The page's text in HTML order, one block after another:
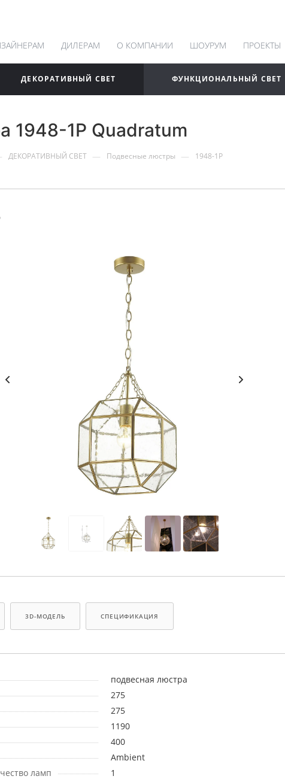
ДИЛЕРАМ О КОМПАНИИ ШОУРУМ ПРОЕКТЫ
ДЕКОРАТИВНЫЙ СВЕТ ФУНКЦИОНАЛЬНЫЙ СВЕТ
1948-1P Quadratum
ДЕКОРАТИВНЫЙ СВЕТ — Подвесные люстры — 1948-1P
3D-МОДЕЛЬ СПЕЦИФИКАЦИЯ
подвесная люстра
275
275
1190
400
Ambient
ламп
1